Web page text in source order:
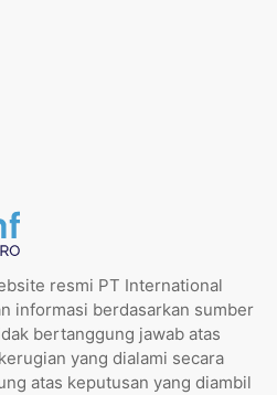
resmi PT International
informasi berdasarkan sumber
bertanggung jawab atas
yang dialami secara
atas keputusan yang diambil